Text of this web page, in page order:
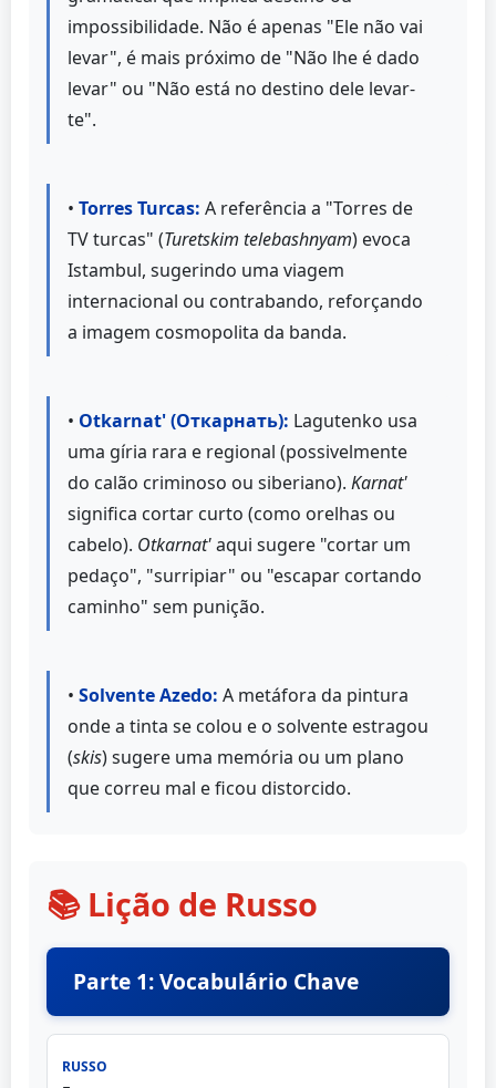
impossibilidade. Não é apenas "Ele não vai
levar", é mais próximo de "Não lhe é dado
levar" ou "Não está no destino dele levar-
te".
• Torres Turcas: A referência a "Torres de
TV turcas" (Turetskim telebashnyam) evoca
Istambul, sugerindo uma viagem
internacional ou contrabando, reforçando
a imagem cosmopolita da banda.
• Otkarnat' (Откарнать): Lagutenko usa
uma gíria rara e regional (possivelmente
do calão criminoso ou siberiano). Karnat'
significa cortar curto (como orelhas ou
cabelo). Otkarnat'aqui sugere "cortar um
pedaço", "surripiar" ou "escapar cortando
caminho" sem punição.
• Solvente Azedo: A metáfora da pintura
onde a tinta se colou e o solvente estragou
(skis) sugere uma memória ou um plano
que correu mal e ficou distorcido.
📚 Lição de Russo
Parte 1: Vocabulário Chave